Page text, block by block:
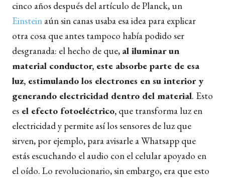
cinco años después del artículo de Planck, un
Einstein aún sin canas usaba esa idea para explicar
otra cosa que antes tampoco había podido ser
desgranada: el hecho de que, al iluminar un
material conductor, este absorbe parte de esa
luz, estimulando los electrones en su interior y
generando electricidad dentro del material. Esto
es el efecto fotoeléctrico, que transforma luz en
electricidad y permite así los sensores de luz que
sirven, por ejemplo, para avisarle a Whatsapp que
estás escuchando el audio con el celular apoyado en
el oído. Lo revolucionario, sin embargo, era que esto